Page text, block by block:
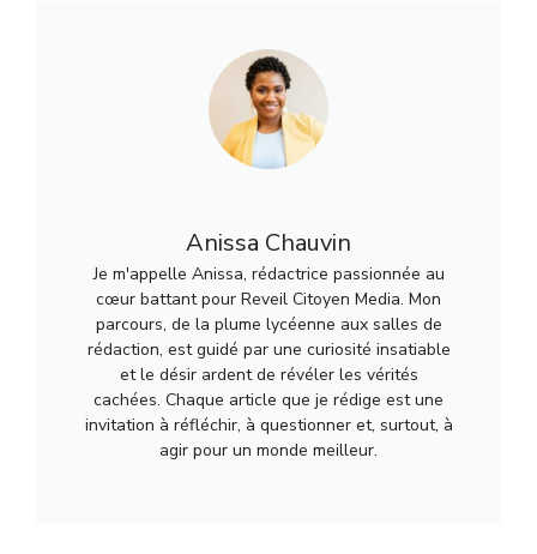
Anissa Chauvin
Je m'appelle Anissa, rédactrice passionnée au
cœur battant pour Reveil Citoyen Media. Mon
parcours, de la plume lycéenne aux salles de
rédaction, est guidé par une curiosité insatiable
et le désir ardent de révéler les vérités
cachées. Chaque article que je rédige est une
invitation à réfléchir, à questionner et, surtout, à
agir pour un monde meilleur.